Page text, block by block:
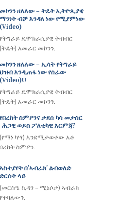
መኮንን ዘለለው – ትዴት ኢትዮጲያዊ
ማንነት ብቻ እንዳለ ነው የሚያምነው
(video)
የትግራይ ዴሞክራሲያዊ ትብብር
(ትዴት) አመራር መኮንን.
መኮንን ዘለለው – ኢሳት የትግራይ
ህዝብ እንዲጠፋ ነው የሰራው
(Video)u
የትግራይ ዴሞክራሲያዊ ትብብር
(ትዴት) አመራር መኮንን.
የበረከት ስምዖንና ታደሰ ካሳ መታሰር
-ሕጋዊ ወይስ ፖለቲካዊ እርምጃ?
(የማነ ካሣ) እንደሚታወቀው አቶ
በረከት ስምዖን.
ኣስተያየት በ’ኣብራክ’ ልብወለድ
ድርሰት ላይ
(መርስዔ ኪዳን – ሚኔሶታ) ኣብራክ
የተባለውን.